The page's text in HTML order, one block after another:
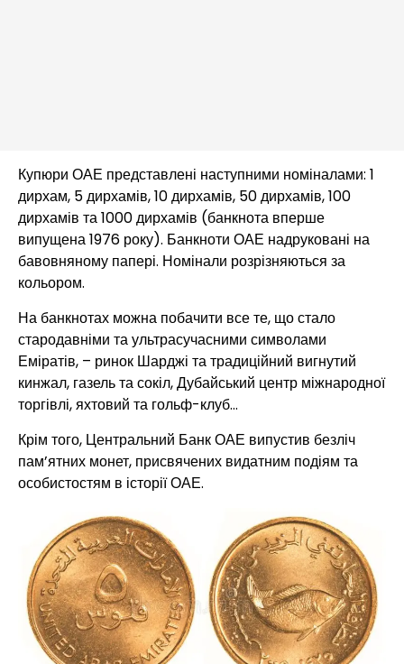
Купюри ОАЕ представлені наступними номіналами: 1
дирхам, 5 дирхамів, 10 дирхамів, 50 дирхамів, 100
дирхамів та 1000 дирхамів (банкнота вперше
випущена 1976 року). Банкноти ОАЕ надруковані на
бавовняному папері. Номінали розрізняються за
кольором.
На банкнотах можна побачити все те, що стало
стародавніми та ультрасучасними символами
Еміратів, – ринок Шарджі та традиційний вигнутий
кинжал, газель та сокіл, Дубайський центр міжнародної
торгівлі, яхтовий та гольф-клуб…
Крім того, Центральний Банк ОАЕ випустив безліч
пам’ятних монет, присвячених видатним подіям та
особистостям в історії ОАЕ.